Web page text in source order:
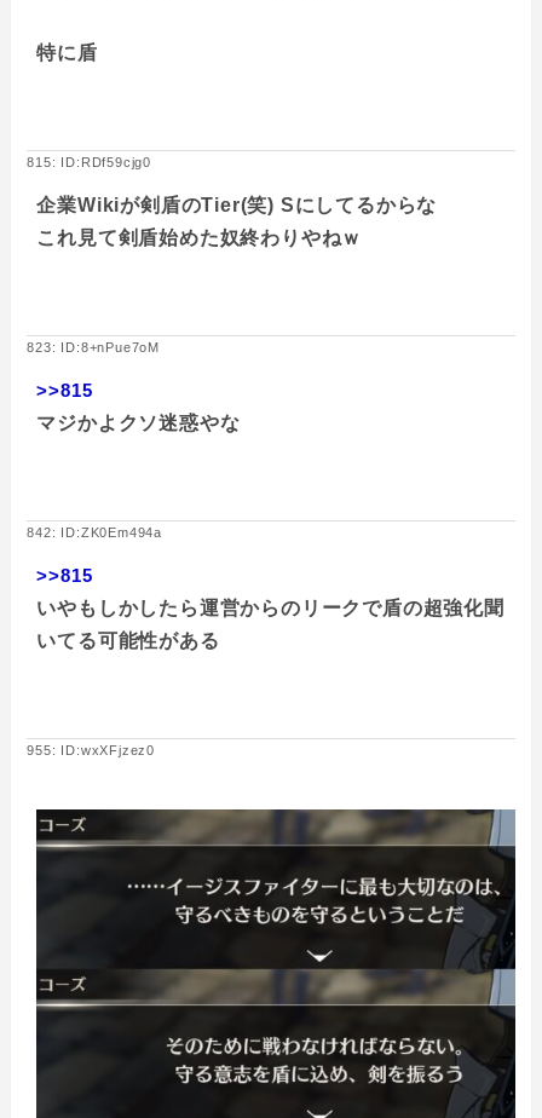
特に盾
815: ID:RDf59cjg0
企業Wikiが剣盾のTier(笑) Sにしてるからな
これ見て剣盾始めた奴終わりやねｗ
823: ID:8+nPue7oM
>>815
マジかよクソ迷惑やな
842: ID:ZK0Em494a
>>815
いやもしかしたら運営からのリークで盾の超強化聞
いてる可能性がある
955: ID:wxXFjzez0